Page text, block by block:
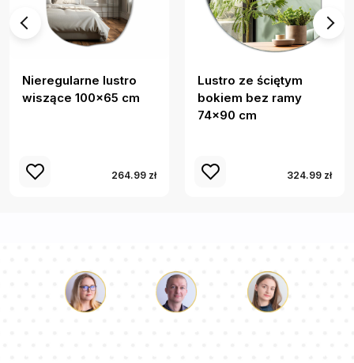
Nieregularne lustro
wiszące 100x65 cm
264.99 zł
Lustro ze ściętym
bokiem bez ramy
74x90 cm
324.99 zł